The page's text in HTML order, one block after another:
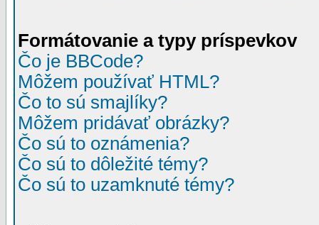
Formátovanie a typy príspevkov
Čo je BBCode?
Môžem používať HTML?
Čo to sú smajlíky?
Môžem pridávať obrázky?
Čo sú to oznámenia?
Čo sú to dôležité témy?
Čo sú to uzamknuté témy?